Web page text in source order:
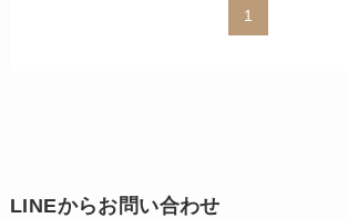
1
LINEからお問い合わせ